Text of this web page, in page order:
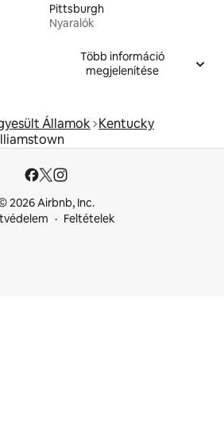
Pittsburgh
Nyaralók
Több információ
megjelenítése
Államok Kentucky
2026 Airbnb, Inc.
Feltételek